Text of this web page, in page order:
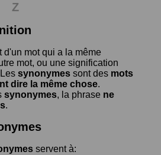
Z
d'un mot qui a la même
mot, ou une signification
synonymes sont des mots
dire la même chose.
synonymes, la phrase ne
.
servent à: